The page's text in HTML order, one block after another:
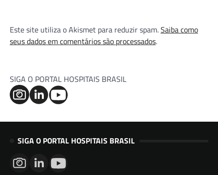
Este site utiliza o Akismet para reduzir spam.Saiba como
seus dados em comentários são processados.
SIGA O PORTAL HOSPITAIS BRASIL
SIGA O PORTAL HOSPITAIS BRASIL